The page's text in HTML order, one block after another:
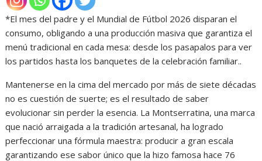
*El mes del padre y el Mundial de Fútbol 2026 disparan el
consumo, obligando a una producción masiva que garantiza el
menú tradicional en cada mesa: desde los pasapalos para ver
los partidos hasta los banquetes de la celebración familiar..
Mantenerse en la cima del mercado por más de siete décadas
no es cuestión de suerte; es el resultado de saber
evolucionar sin perder la esencia. La Montserratina, una marca
que nació arraigada a la tradición artesanal, ha logrado
perfeccionar una fórmula maestra: producir a gran escala
garantizando ese sabor único que la hizo famosa hace 76